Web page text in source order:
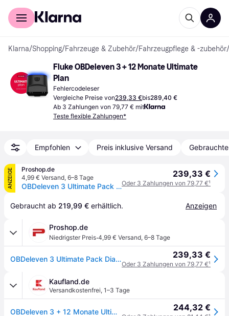
Für Shopper
Klarna/Shopping/Fahrzeuge & Zubehör/Fahrzeugpflege & -zubehör/
Fluke OBDeleven 3 + 12 Monate Ultimate
Plan
Fehlercodeleser
Vergleiche Preise von239,33 €bis289,40 €
Ab 3 Zahlungen von 79,77 € mit
Teste flexible Zahlungen*
Empfohlen Preis inklusive Versand
ANZEIGE
Proshop.de
4,99 € Versand, 6–8 Tage
OBDeleven 3 Ultimate Pack Diagnostic Scanner
239,33 €
Oder 3 Zahlungen von 79,77 €¹
Gebraucht ab 219,99 € erhältlich. Anzeigen
Proshop.de
Niedrigster Preis·4,99 € Versand, 6–8 Tage
OBDeleven 3 Ultimate Pack Diagnostic Scanner 239,33 €
Oder 3 Zahlungen von 79,77 €¹
Kaufland.de
Versandkostenfrei, 1–3 Tage
OBDeleven 3 + 12 Monate Ultimate Plan 244,32 €